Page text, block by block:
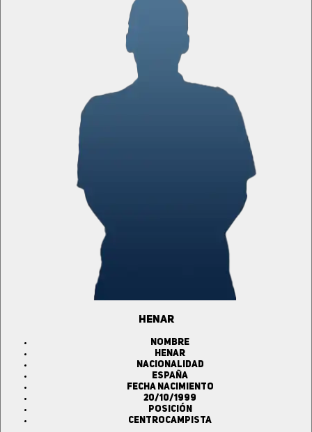
HENAR
Nombre
HENAR
Nacionalidad
ESPAÑA
Fecha Nacimiento
20/10/1999
Posición
Centrocampista